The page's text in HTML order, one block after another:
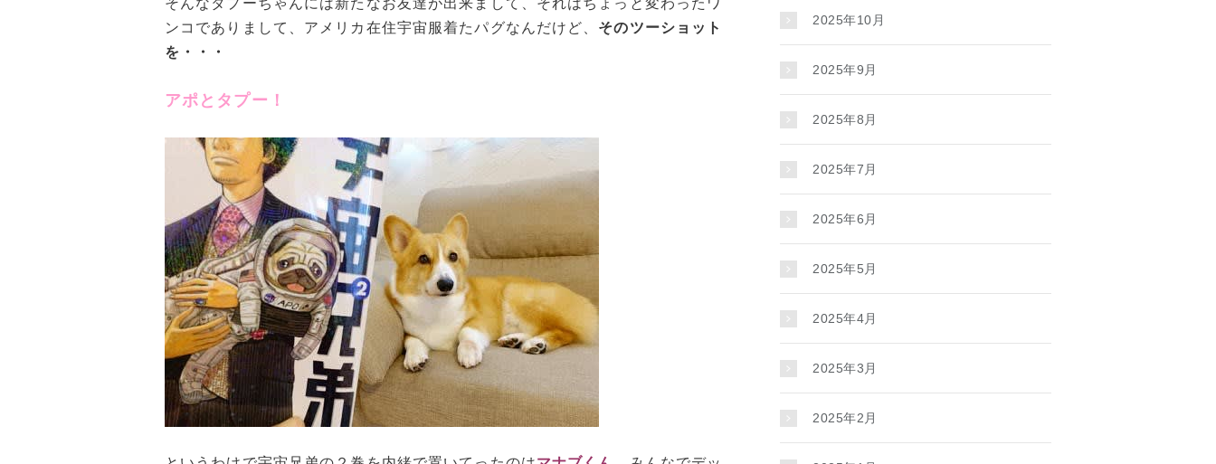
ンコでありまして、アメリカ在住宇宙服着たパグなんだけど、 そのツーショット
を・・・
アポとタプー！
2025年10月
2025年9月
2025年8月
2025年7月
2025年6月
2025年5月
2025年4月
2025年3月
2025年2月